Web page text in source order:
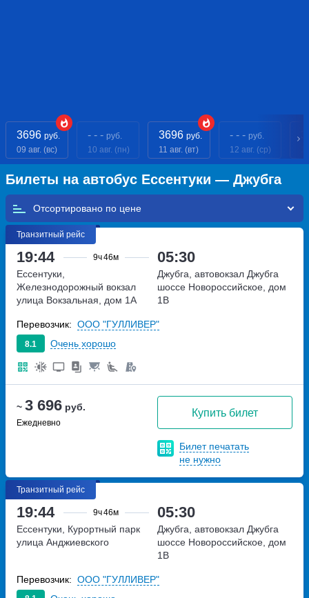
3696 руб.
09 авг. (вс)
- - - руб.
10 авг. (пн)
3696 руб.
11 авг. (вт)
- - - руб.
12 авг. (ср)
Билеты на автобус Ессентуки — Джубга
Отсортировано по
Транзитный рейс
19:44 9ч46м 05:30
~ 3 696 руб.
Ежедневно
Купить билет
Билет печатать
не нужно
Ессентуки,
Железнодорожный вокзал
улица Вокзальная, дом 1А
Джубга, автовокзал Джубга
шоссе Новороссийское, дом
1В
8.1 Очень хорошо
Перевозчик: ООО "ГУЛЛИВЕР"
Транзитный рейс
19:44 9ч46м 05:30
Ессентуки, Курортный парк
улица Анджиевского
Джубга, автовокзал Джубга
шоссе Новороссийское, дом
1В
Перевозчик: ООО "ГУЛЛИВЕР"